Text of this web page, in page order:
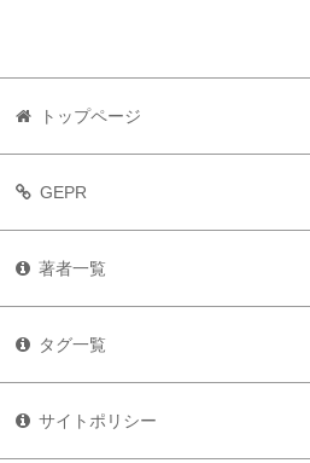
トップページ
GEPR
著者一覧
タグ一覧
サイトポリシー